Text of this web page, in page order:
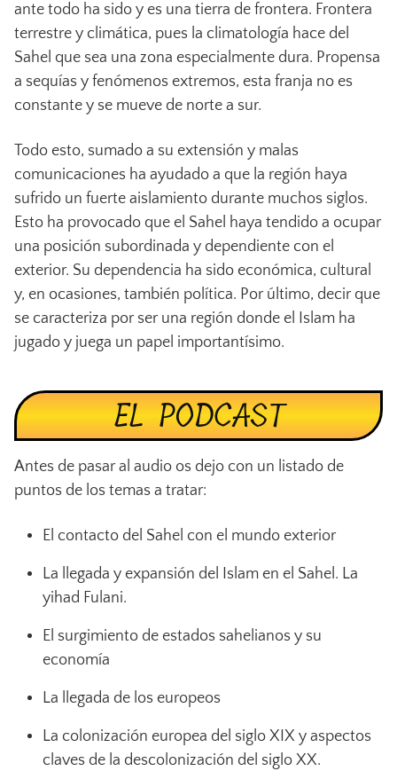
ante todo ha sido y es una tierra de frontera. Frontera
terrestre y climática, pues la climatología hace del
Sahel que sea una zona especialmente dura. Propensa
a sequías y fenómenos extremos, esta franja no es
constante y se mueve de norte a sur.
Todo esto, sumado a su extensión y malas
comunicaciones ha ayudado a que la región haya
sufrido un fuerte aislamiento durante muchos siglos.
Esto ha provocado que el Sahel haya tendido a ocupar
una posición subordinada y dependiente con el
exterior. Su dependencia ha sido económica, cultural
y, en ocasiones, también política. Por último, decir que
se caracteriza por ser una región donde el Islam ha
jugado y juega un papel importantísimo.
EL PODCAST
Antes de pasar al audio os dejo con un listado de
puntos de los temas a tratar:
El contacto del Sahel con el mundo exterior
La llegada y expansión del Islam en el Sahel. La
yihad Fulani.
El surgimiento de estados sahelianos y su
economía
La llegada de los europeos
La colonización europea del siglo XIX y aspectos
claves de la descolonización del siglo XX.